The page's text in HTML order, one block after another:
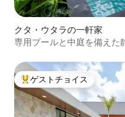
クタ・ウタラの一軒家
専用プールと中庭を備えた
大好評のゲストチョイスで
ゲストチョイス